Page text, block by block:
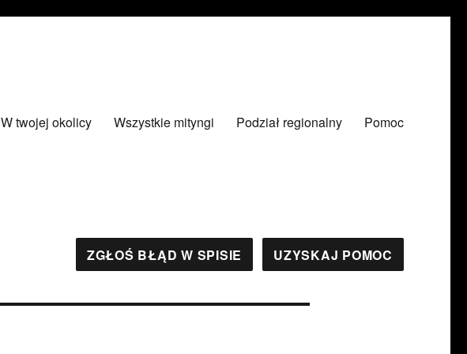
W twojej okolicy Wszystkie mityngi Podział regionalny Pomoc
ZGŁOŚ BŁĄD W SPISIE UZYSKAJ POMOC